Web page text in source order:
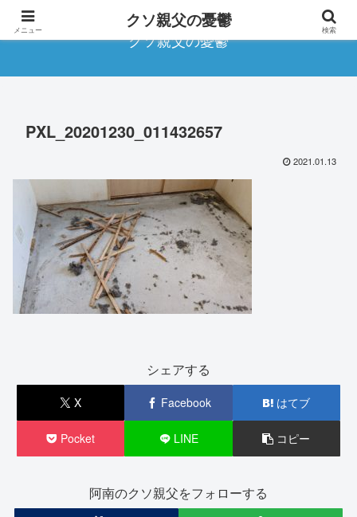
クソ親父の憂鬱
PXL_20201230_011432657
2021.01.13
シェアする
X Facebook はてブ
Pocket LINE コピー
阿南のクソ親父をフォローする
メニュー クソ親父の憂鬱 検索